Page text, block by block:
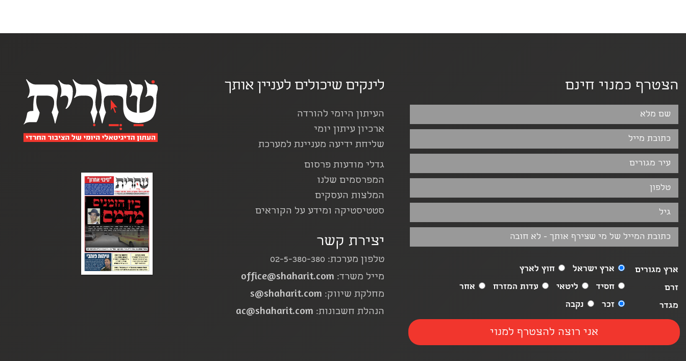
הצטרף כמנוי חינם
ארץ מגורים ארץ ישראל
חוץ לארץ
זרם
חסיד ליטאי עדות המזרח
אחר
מגדר
זכר נקבה
לינקים שיכולים לעניין אותך
העיתון היומי להורדה
ארכיון עיתון יומי
שליחת ידיעה מעניינת למערכת
גדלי מודעות פרסום
המפרסמים שלנו
המלצות העסקים
סטטיסטיקה ומידע על הקוראים
יצירת קשר
טלפון מערכת: 02-5-380-380
מייל משרד: office@shaharit.com
מחלקת שיווק: s@shaharit.com
הנהלת חשבונות: ac@shaharit.com